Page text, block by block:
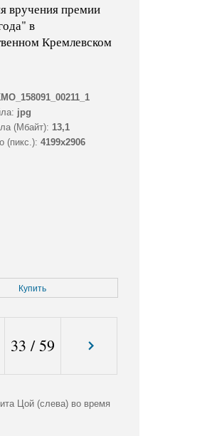
вручения премии
в
Кремлевском
jpg
(Мбайт): 13,1
(пикс.): 4199x2906
Купить
33 /59
Цой (слева) во время